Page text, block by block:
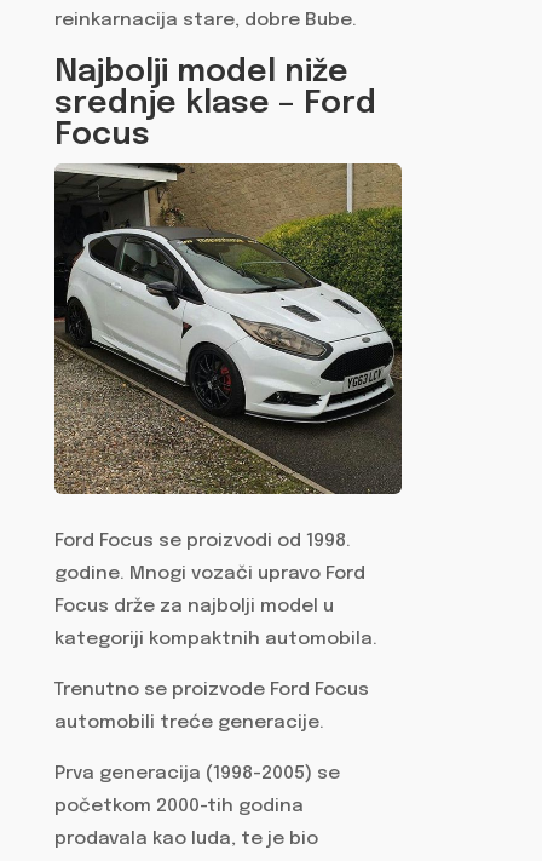
reinkarnacija stare, dobre Bube.
Najbolji model niže
srednje klase – Ford
Focus
Ford Focus se proizvodi od 1998.
godine. Mnogi vozači upravo Ford
Focus drže za najbolji model u
kategoriji kompaktnih automobila.
Trenutno se proizvode Ford Focus
automobili treće generacije.
Prva generacija (1998-2005) se
početkom 2000-tih godina
prodavala kao luda, te je bio